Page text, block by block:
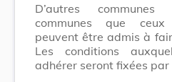
D’autres
communes que
peuvent être admis à
Les conditions
adhérer seront fixées